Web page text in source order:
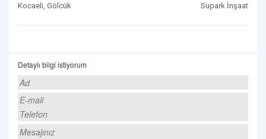
Kocaeli, Gölcük Supark İnşaat
Detaylı bilgi istiyorum